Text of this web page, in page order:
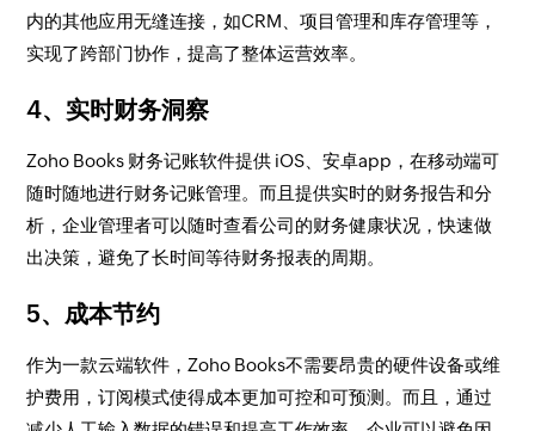
内的其他应用无缝连接，如CRM、项目管理和库存管理等，
实现了跨部门协作，提高了整体运营效率。
4、实时财务洞察
Zoho Books 财务记账软件提供 iOS、安卓app，在移动端可
随时随地进行财务记账管理。而且提供实时的财务报告和分
析，企业管理者可以随时查看公司的财务健康状况，快速做
出决策，避免了长时间等待财务报表的周期。
5、成本节约
作为一款云端软件，Zoho Books不需要昂贵的硬件设备或维
护费用，订阅模式使得成本更加可控和可预测。而且，通过